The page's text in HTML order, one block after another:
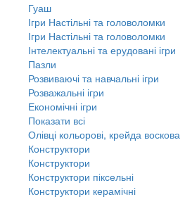
Гуаш
Ігри Настільні та головоломки
Ігри Настільні та головоломки
Інтелектуальні та ерудовані ігри
Пазли
Розвиваючі та навчальні ігри
Розважальні ігри
Економічні ігри
Показати всі
Олівці кольорові, крейда воскова
Конструктори
Конструктори
Конструктори піксельні
Конструктори керамічні